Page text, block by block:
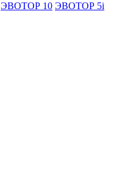
ЭВОТОР 10 ЭВОТОР 5i